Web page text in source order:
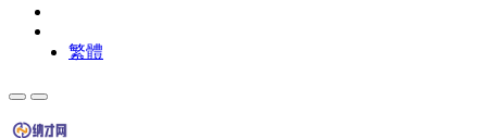
繁體